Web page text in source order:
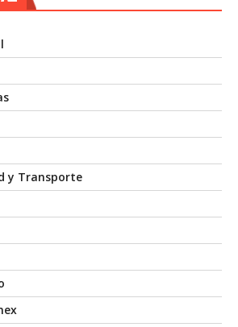
y Transporte